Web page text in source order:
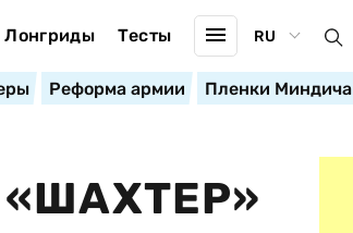
Лонгриды Тесты RU
Реформа армии Пленки Миндича